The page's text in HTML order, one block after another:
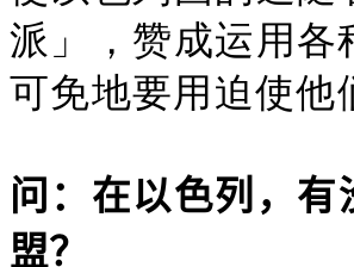
派」，赞成运用各
可免地要用迫使他
问：在以色列，
盟？